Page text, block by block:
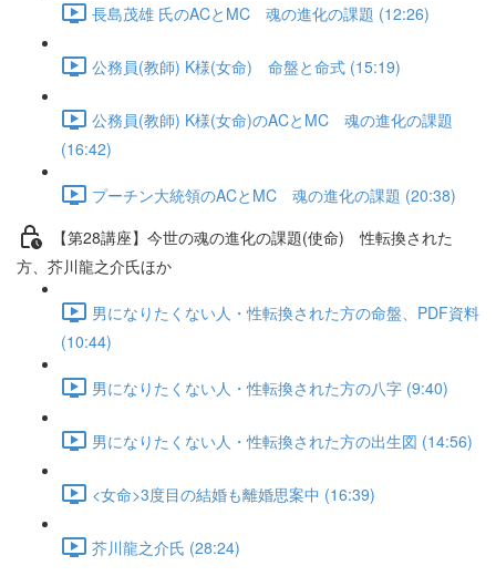
長島茂雄 氏のACとMC 魂の進化の課題 (12:26)
公務員(教師) K様(女命) 命盤と命式 (15:19)
公務員(教師) K様(女命)のACとMC 魂の進化の課題
(16:42)
プーチン大統領のACとMC 魂の進化の課題 (20:38)
【第28講座】今世の魂の進化の課題(使命) 性転換された
方、芥川龍之介氏ほか
男になりたくない人・性転換された方の命盤、PDF資料
(10:44)
男になりたくない人・性転換された方の八字 (9:40)
男になりたくない人・性転換された方の出生図 (14:56)
<女命>3度目の結婚も離婚思案中 (16:39)
芥川龍之介氏 (28:24)